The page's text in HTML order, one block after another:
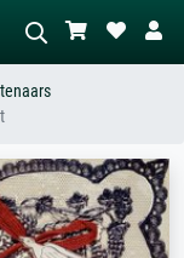
scène – bijv. groene
met veel rood, donker
staand naakt naast
een boom.